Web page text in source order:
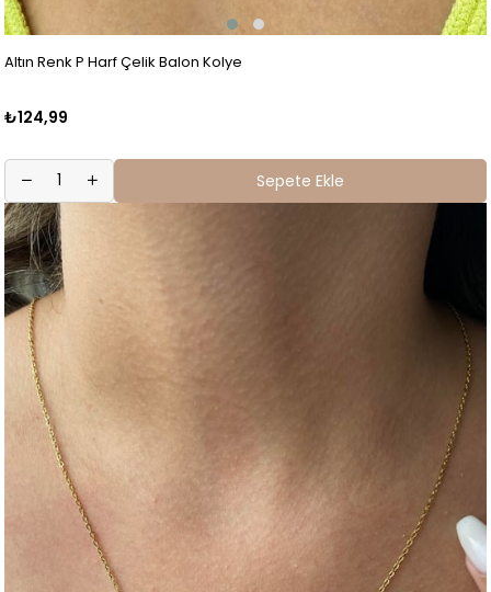
Altın Renk P Harf Çelik Balon Kolye
₺124,99
Sepete Ekle